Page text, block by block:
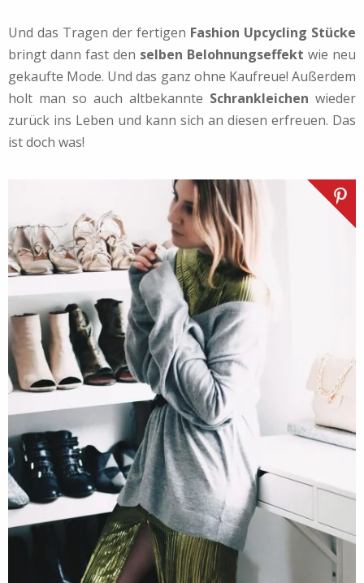
Und das Tragen der fertigen Fashion Upcycling Stücke
bringt dann fast den selben Belohnungseffekt wie neu
gekaufte Mode. Und das ganz ohne Kaufreue! Außerdem
holt man so auch altbekannte Schrankleichen wieder
zurück ins Leben und kann sich an diesen erfreuen. Das
ist doch was!